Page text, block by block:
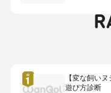
【変な飼い
遊び方診断